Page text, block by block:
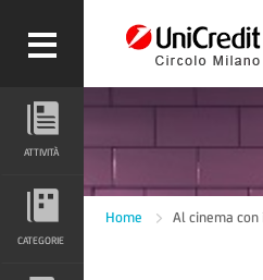
ATTIVITÀ
CATEGORIE
CATEGORIE
Home Al cinema con